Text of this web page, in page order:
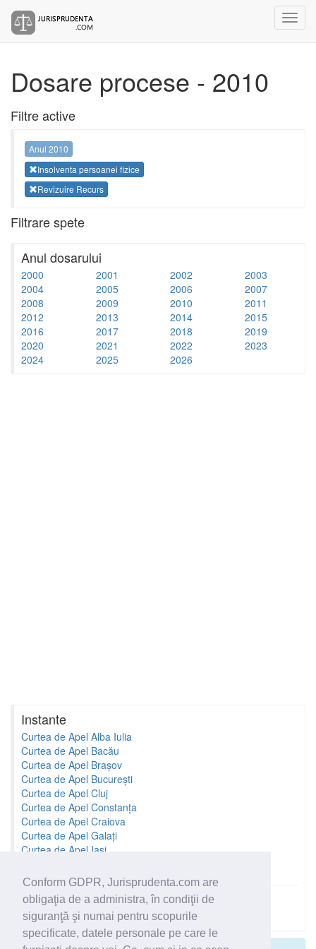
Conform GDPR, Jurisprudenta.com are
obligaţia de a administra, în condiţii de
siguranţă şi numai pentru scopurile
specificate, datele personale pe care le
Dosare procese - 2010
Filtre active
Anul 2010
Insolventa persoanei fizice
Revizuire Recurs
Filtrare spete
Anul dosarului
2000 2001 2002
2003
2004
2005 2006
2007
2008
2009 2010
2011
2012
2013 2014
2015
2016
2017 2018
2019
2020
2021 2022
2023
2024
2025 2026
Instante
Curtea de Apel Alba Iulia
Curtea de Apel Bacău
Curtea de Apel Brașov
Curtea de Apel București
Curtea de Apel Cluj
Curtea de Apel Constanța
Curtea de Apel Craiova
Curtea de Apel Galați
Curtea de Apel Iași
Toate instantele